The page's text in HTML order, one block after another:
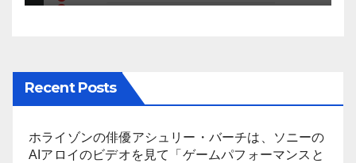
Recent Posts
ホライゾンの俳優アシュリー・バーチは、ソニーの
AIアロイのビデオを見て「ゲームパフォーマンスと